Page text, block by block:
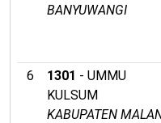
BANYUWANGI
6
1301 - UMMU
KULSUM
KABUPATEN